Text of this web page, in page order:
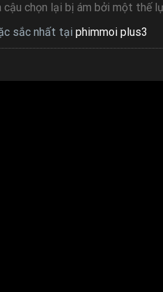
cậu chọn lại bị ám bởi một thế
sắc nhất tại phimmoi plus3